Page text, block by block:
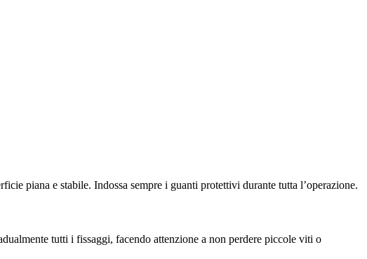
piana e stabile. Indossa sempre i guanti protettivi durante tutta l’operazione.
tutti i fissaggi, facendo attenzione a non perdere piccole viti o